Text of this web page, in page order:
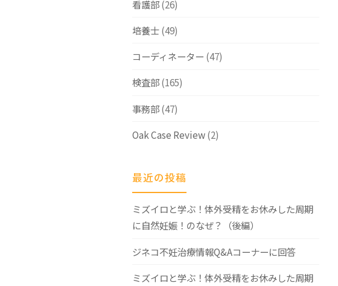
看護部(26)
培養士(49)
コーディネーター (47)
検査部(165)
事務部(47)
Oak Case Review(2)
最近の投稿
ミズイロと学ぶ！体外受精をお休みした周期
に自然妊娠！のなぜ？（後編）
ジネコ不妊治療情報Q&Aコーナーに回答
ミズイロと学ぶ！体外受精をお休みした周期